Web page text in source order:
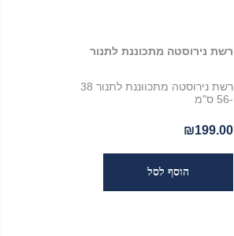
רשת נירוסטה מתכוננת לתנור
רשת נירוסטה מתכווננת לתנור 38
-56 ס"מ
₪199.00